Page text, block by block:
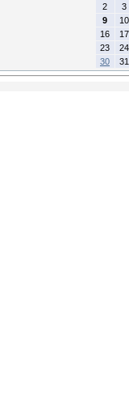
2
3
9
10
16
17
23
24
30
31